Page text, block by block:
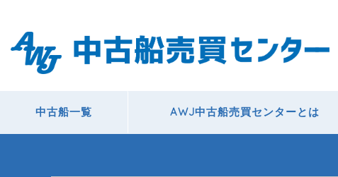
中古船一覧 AWJ中古船売買センターとは